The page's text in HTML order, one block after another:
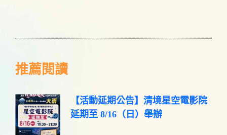
推薦閱讀
【活動延期公告】清境星空電影院
延期至 8/16（日）舉辦